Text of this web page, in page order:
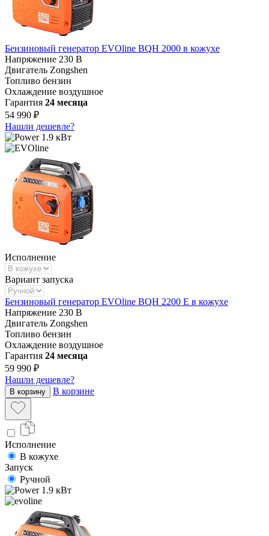
Бензиновый генератор EVOline BQH 2000 в кожухе
Напряжение 230 В
Двигатель Zongshen
Топливо бензин
Охлаждение воздушное
Гарантия 24 месяца
54 990 ₽
Нашли дешевле?
1.9 кВт
Исполнение
Вариант запуска
Бензиновый генератор EVOline BQH 2200 E в кожухе
Напряжение 230 В
Двигатель Zongshen
Топливо бензин
Охлаждение воздушное
Гарантия 24 месяца
59 990 ₽
Нашли дешевле?
В корзину В корзине
Исполнение
В кожухе
Запуск
Ручной
1.9 кВт